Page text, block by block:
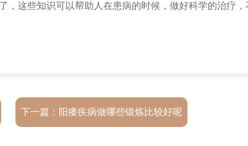
这些知识可以帮助人在患病的时候，做好科学的治疗
下一篇： 阳痿疾病做哪些锻炼比较好呢